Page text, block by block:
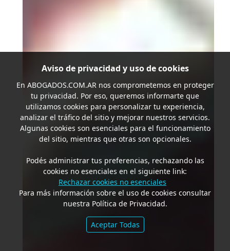
Aviso de privacidad y uso de cookies
En ABOGADOS.COM.ARnos comprometemos en proteger
tu privacidad. Por eso, queremos informarte que
utilizamos cookies para personalizar tu experiencia,
analizar el tráfico del sitio y mejorar nuestros servicios.
Algunas cookies son esenciales para el funcionamiento
del sitio, mientras que otras son opcionales.
Podés administrar tus preferencias, rechazando las
cookies no esenciales en el siguiente link:
Rechazar cookies no esenciales
Para más información sobre el uso de cookies consultar
nuestra Política de Privacidad.
Aceptar Todas